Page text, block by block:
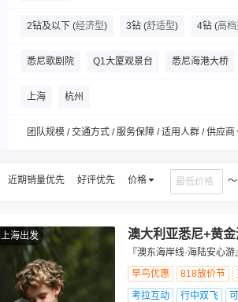
2钻及以下 (经济型) 3钻 (舒适型) 4钻 (高
悉尼歌剧院 Q1大厦观景台 悉尼海港大桥
蓝山国家公园
上海 杭州
团队规模 / 交通方式 / 服务保障 / 适用人群 / 供应商
近期销量优先 好评优先 价格
上海出发 澳大利亚悉尼+黄
『澳东海岸线·海陆安心
早鸟优惠
818放价节
考拉互动
行中双飞